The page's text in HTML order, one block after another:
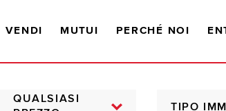
VENDI MUTUI PERCHÉ NOI
QUALSIASI
TIPO